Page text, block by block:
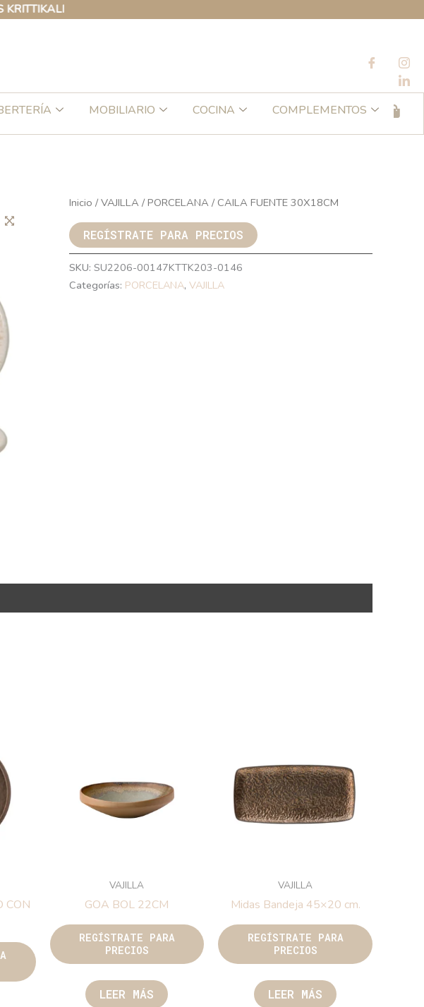
MOBILIARIO COCINA
COMPLEMENTOS
Inicio / VAJILLA / PORCELANA / CAILA FUENTE 30X18CM
REGÍSTRATE PARA PRECIOS
SKU: SU2206-00147KTTK203-0146
Categorías: PORCELANA, VAJILLA
CON
VAJILLA
GOA BOL 22CM
REGÍSTRATE PARA
PRECIOS
LEER MÁS
VAJILLA
Midas Bandeja 45×20 cm.
REGÍSTRATE PARA
PRECIOS
LEER MÁS